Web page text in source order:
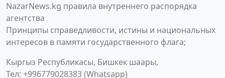
NazarNews.kg правила внутреннего распорядка
агентства
Принципы справедливости, истины и национальных
интересов в памяти государственного флага;
Кыргыз Республикасы, Бишкек шаары,
Тел: +996779028383 (Whatsapp)